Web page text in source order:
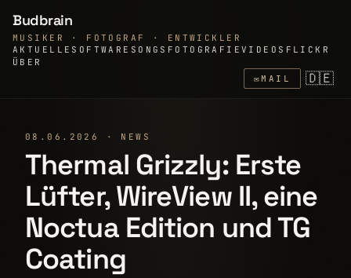
Budbrain
MUSIKER · FOTOGRAF · ENTWICKLER
AKTUELLE SOFTWARE SONGS FOTOGRAFIEVIDEOS FLICKR
ÜBER
✉MAIL 🇩🇪
08.06.2026 · NEWS
Thermal Grizzly: Erste
Lüfter, WireView II, eine
Noctua Edition und TG
Coating